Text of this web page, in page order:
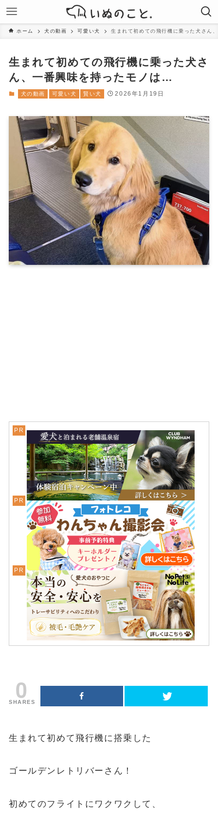
ホーム 犬の動画 可愛い犬 生まれて初めての飛行機に乗った犬さん
生まれて初めての飛行機に乗った犬さ
ん、一番興味を持ったモノは…
犬の動画 可愛い犬 賢い犬 2026年1月19日
0
SHARES
生まれて初めて飛行機に搭乗した
ゴールデンレトリバーさん！
初めてのフライトにワクワクして、